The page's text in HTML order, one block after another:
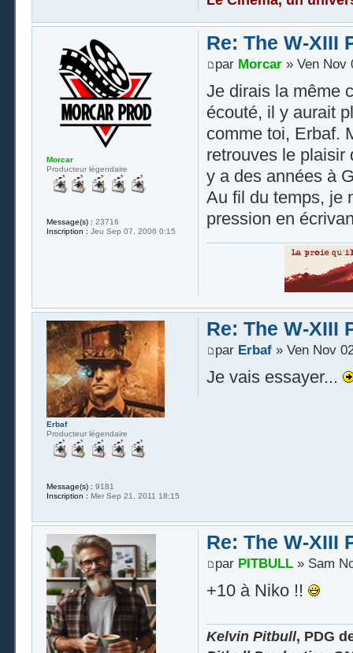
Re: The W-XIII
par Morcar» Ven Nov
Je dirais la même
écouté, il y aurait
comme toi, Erbaf.
retrouves le plaisir
y a des années à
Au fil du temps, je
pression en
Morcar
Producteur légendaire
Message(s) : 23716
Inscription : Jeu Sep 07, 2006 0:15
Re: The W-XIII
par Erbaf» Ven Nov
Je vais essayer...
Erbaf
Producteur légendaire
Message(s) : 9181
Inscription : Mer Sep 21, 2011 18:15
Re: The W-XIII
par PITBULL» Sam
+10 à Niko !!
Kelvin Pitbull, PDG